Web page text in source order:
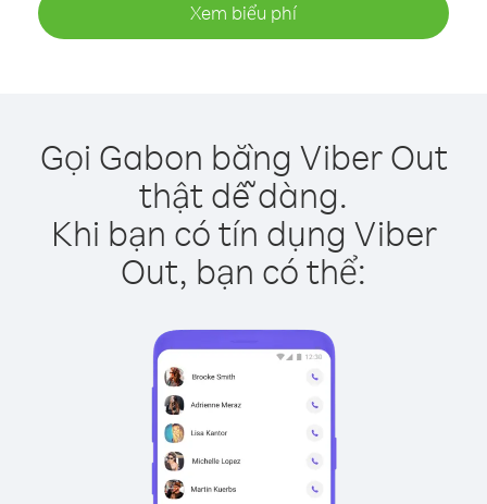
Xem biểu phí
Gọi Gabon bằng Viber Out
thật dễ dàng.
Khi bạn có tín dụng Viber
Out, bạn có thể: